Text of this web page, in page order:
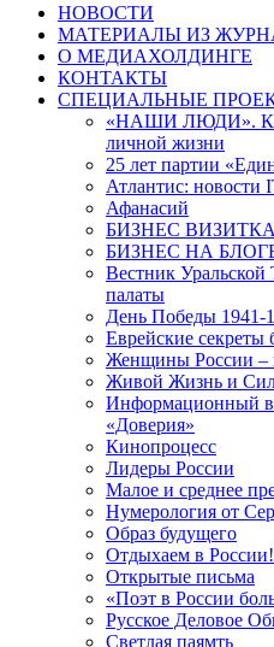
НОВОСТИ
МАТЕРИАЛЫ ИЗ
О МЕДИАХОЛДИНГЕ
КОНТАКТЫ
СПЕЦИАЛЬНЫЕ
«НАШИ ЛЮДИ».
личной жизни
25 лет партии
Атлантис: новости
Афанасий
БИЗНЕС ВИЗИТКА
БИЗНЕС НА
Вестник
палаты
День Победы 1941-
Еврейские секреты
Женщины России –
Живой Жизнь и
Информационный
«Доверия»
Кинопроцесс
Лидеры России
Малое и среднее
Нумерология от
Образ будущего
Отдыхаем в России!
Открытые письма
«Поэт в России
Русское Деловое
Светлая паямть